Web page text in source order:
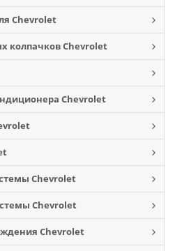
Chevrolet
колпачков Chevrolet
Chevrolet
Chevrolet
Chevrolet
Chevrolet